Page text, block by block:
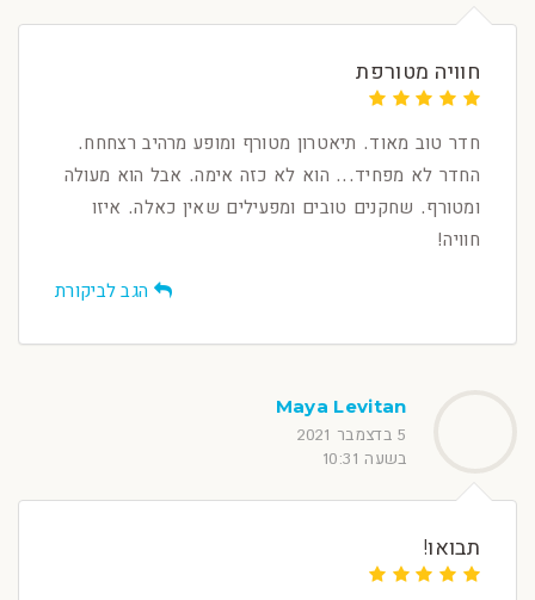
חוויה מטורפת
חדר טוב מאוד. תיאטרון מטורף ומופע מרהיב רצחחח.
החדר לא מפחיד... הוא לא כזה אימה. אבל הוא מעולה
ומטורף. שחקנים טובים ומפעילים שאין כאלה. איזו
חוויה!
הגב לביקורת
Maya Levitan
5 בדצמבר 2021
בשעה 10:31
תבואו!